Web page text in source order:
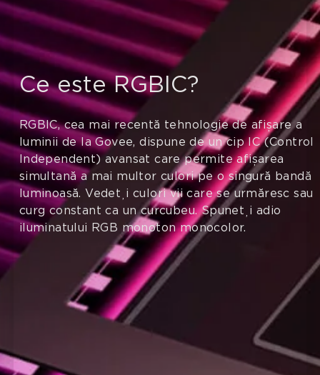
Ce este RGBIC?
RGBIC, cea mai recentă tehnologie de afișare a
luminii de la Govee, dispune de un cip IC (Control
Independent) avansat care permite afișarea
simultană a mai multor culori pe o singură bandă
luminoasă. Vedeți culori vii care se urmăresc sau
curg constant ca un curcubeu. Spuneți adio
iluminatului RGB monoton monocolor.
close